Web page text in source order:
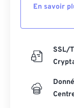
En savoir
SSL/